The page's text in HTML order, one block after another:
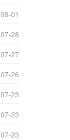
08-01
07-28
07-27
07-26
07-23
07-23
07-23